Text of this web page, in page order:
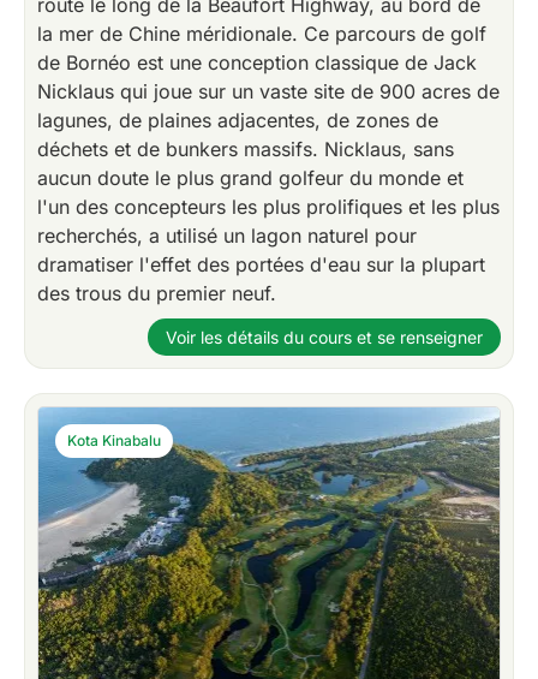
route le long de la Beaufort Highway, au bord de
la mer de Chine méridionale. Ce parcours de golf
de Bornéo est une conception classique de Jack
Nicklaus qui joue sur un vaste site de 900 acres de
lagunes, de plaines adjacentes, de zones de
déchets et de bunkers massifs. Nicklaus, sans
aucun doute le plus grand golfeur du monde et
l'un des concepteurs les plus prolifiques et les plus
recherchés, a utilisé un lagon naturel pour
dramatiser l'effet des portées d'eau sur la plupart
des trous du premier neuf.
Voir les détails du cours et se renseigner
Kota Kinabalu